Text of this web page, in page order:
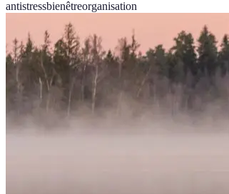
antistressbienêtreorganisation